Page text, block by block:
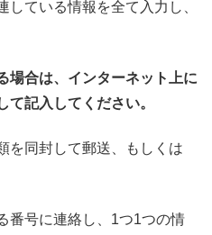
している情報を全て入力し、
場合は、インターネット上に
て記入してください。
を同封して郵送、もしくは
番号に連絡し、1つ1つの情